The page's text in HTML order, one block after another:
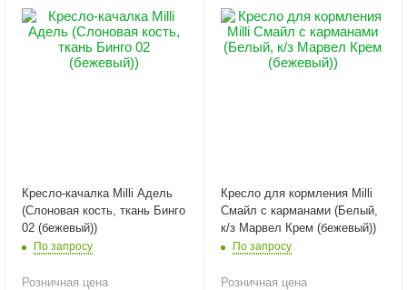
Кресло-качалка Milli Адель
(Слоновая кость, ткань Бинго
02 (бежевый))
По запросу
Розничная цена
Кресло для кормления Milli
Смайл с карманами (Белый,
к/з Марвел Крем (бежевый))
По запросу
Розничная цена